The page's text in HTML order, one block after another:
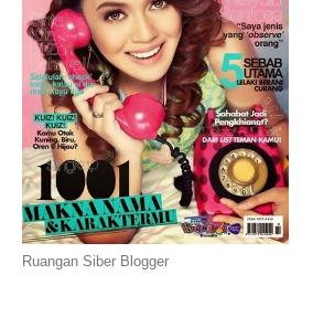
Ruangan Siber Blogger